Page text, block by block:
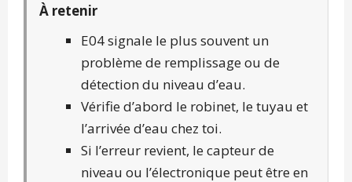
À retenir
E04 signale le plus souvent un
problème de remplissage ou de
détection du niveau d’eau.
Vérifie d’abord le robinet, le tuyau et
l’arrivée d’eau chez toi.
Si l’erreur revient, le capteur de
niveau ou l’électronique peut être en